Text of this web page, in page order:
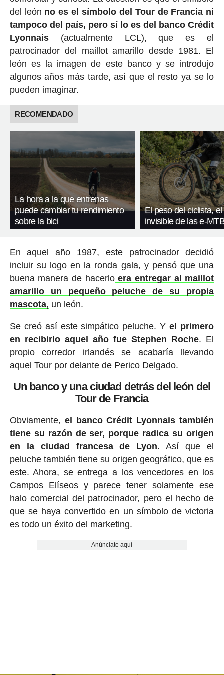
del león no es el símbolo del Tour de Francia ni
tampoco del país, pero sí lo es del banco Crédit
Lyonnais(actualmente LCL), que es el
patrocinador del maillot amarillo desde 1981. El
león es la imagen de este banco y se introdujo
algunos años más tarde, así que el resto ya se lo
pueden imaginar.
RECOMENDADO
La hora a la que entrenas
puede cambiar tu rendimiento
sobre la bici
El peso del ciclista,
invisible de las e-
En aquel año 1987, este patrocinador decidió
incluir su logo en la ronda gala, y pensó que una
buena manera de hacerloera entregar al maillot
amarillo un pequeño peluche de su propia
mascota, un león.
Se creó así este simpático peluche. Yel primero
en recibirlo aquel año fue Stephen Roche. El
propio corredor irlandés se acabaría llevando
aquel Tour por delante de Perico Delgado.
Un banco y una ciudad detrás del león del
Tour de Francia
Obviamente, el banco Crédit Lyonnais también
tiene su razón de ser, porque radica su origen
en la ciudad francesa de Lyon. Así que el
peluche también tiene su origen geográfico, que es
este. Ahora, se entrega a los vencedores en los
Campos Elíseos y parece tener solamente ese
halo comercial del patrocinador, pero el hecho de
que se haya convertido en un símbolo de victoria
es todo un éxito del marketing.
Anúnciate aquí